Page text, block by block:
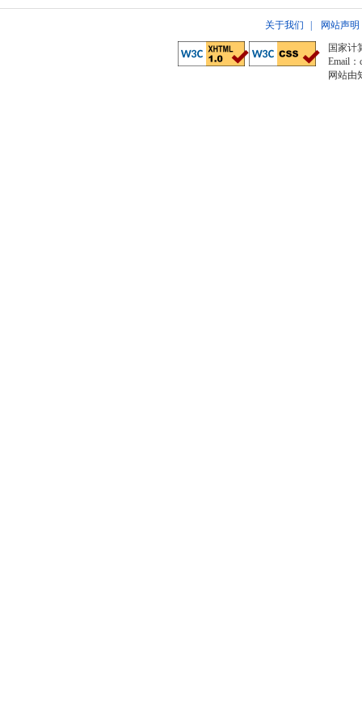
关于我们
网站声明
国家计
Email
网站由